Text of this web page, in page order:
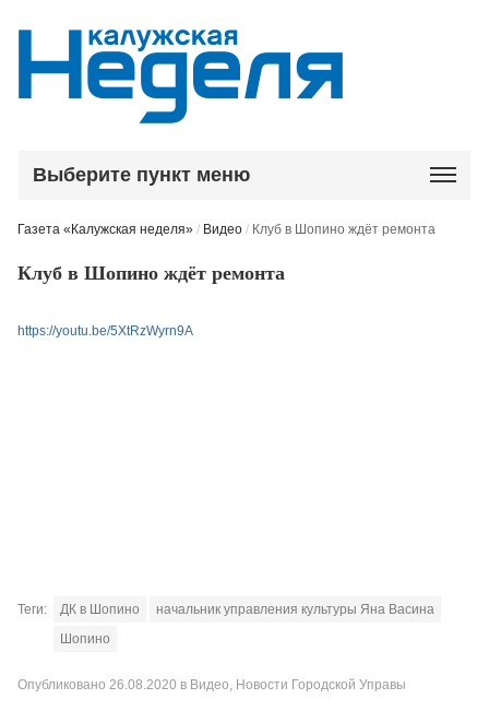
Выберите пункт меню
Газета «Калужская неделя» / Видео / Клуб в Шопино ждёт ремонта
Клуб в Шопино ждёт ремонта
https://youtu.be/5XtRzWyrn9A
Теги: ДК в Шопино
начальник управления культуры Яна Васина
Шопино
Опубликовано 26.08.2020 в Видео Новости Городской Управы